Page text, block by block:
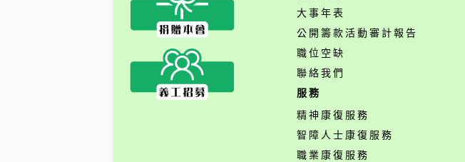
大事年表
公開籌款活動審計報告
職位空缺
聯絡我們
服務
精神康復服務
智障人士康復服務
職業康復服務